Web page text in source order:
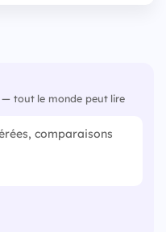
— tout le monde peut lire